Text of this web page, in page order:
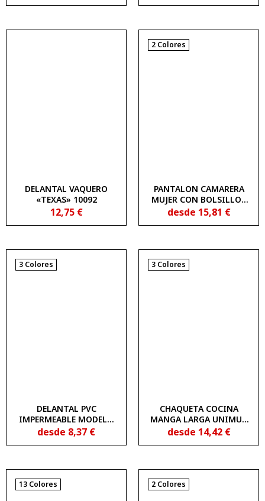
DELANTAL VAQUERO
«TEXAS» 10092
12,75 €
2 Colores
PANTALON CAMARERA
MUJER CON BOLSILLOS
UNIMUR 1530113
desde 15,81 €
3 Colores
DELANTAL PVC
IMPERMEABLE MODELO
LAFAM
desde 8,37 €
3 Colores
CHAQUETA COCINA
MANGA LARGA UNIMUR
COLORS 1902200
desde 14,42 €
13 Colores 2 Colores